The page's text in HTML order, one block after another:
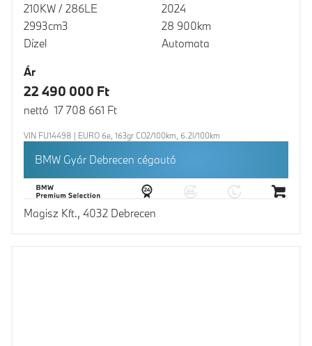
210KW / 286LE
2993cm3
Dízel
2024
28 900km
Automata
Ár
22 490 000 Ft
nettó 17 708 661 Ft
VIN FU14498 | EURO 6e, 163gr CO2/100km, 6.2l/100km
BMW Gyár Debrecen cégautó
Magisz Kft., 4032 Debrecen